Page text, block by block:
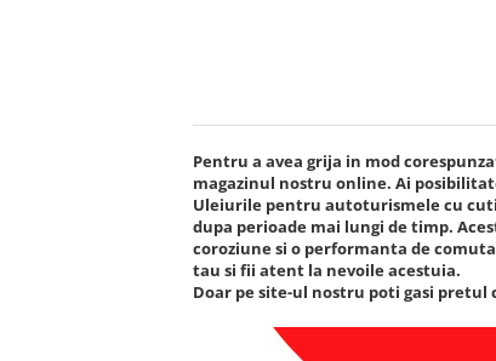
Pentru a avea grija in mod
magazinul nostru online. Ai
Uleiurile pentru autoturismele cu
dupa perioade mai lungi de timp.
coroziune si o performanta de
tau si fii atent la nevoile acestuia.
Doar pe site-ul nostru poti gasi